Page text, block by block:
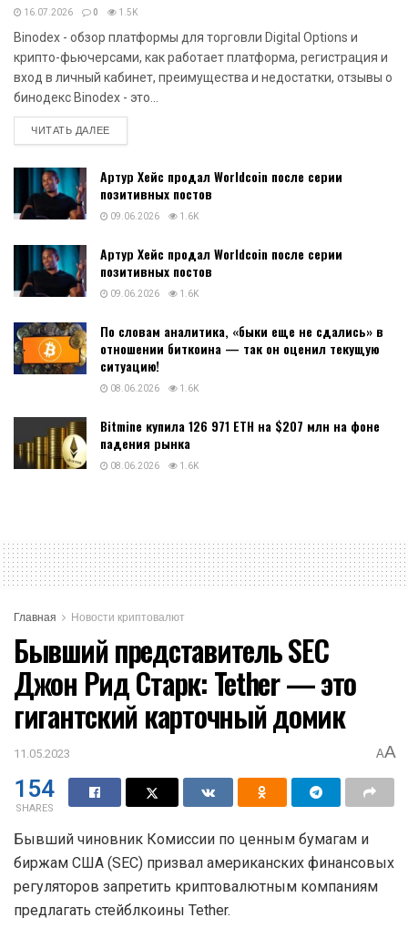
16.07.2026 0 1.5K
Binodex - обзор платформы для торговли Digital Options и
крипто-фьючерсами, как работает платформа, регистрация и
вход в личный кабинет, преимущества и недостатки, отзывы о
бинодекс Binodex - это...
ЧИТАТЬ ДАЛЕЕDETAILS
Артур Хейс продал Worldcoin после серии
позитивных постов
09.06.2026 1.6K
Артур Хейс продал Worldcoin после серии
позитивных постов
09.06.2026 1.6K
По словам аналитика, «быки еще не сдались» в
отношении биткоина — так он оценил текущую
ситуацию!
08.06.2026 1.6K
Bitmine купила 126 971 ETH на $207 млн на фоне
падения рынка
08.06.2026 1.6K
Главная Новости криптовалют
Бывший представитель SEC
Джон Рид Старк: Tether — это
гигантский карточный домик
11.05.2023 AA
154
SHARES
Бывший чиновник Комиссии по ценным бумагам и
биржам США (SEC) призвал американских финансовых
регуляторов запретить криптовалютным компаниям
предлагать стейблкоины Tether.